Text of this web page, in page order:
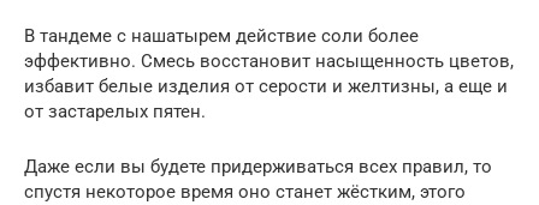
В тандеме с нашатырем действие соли более
эффективно. Смесь восстановит насыщенность цветов,
избавит белые изделия от серости и желтизны, а еще и
от застарелых пятен.
Даже если вы будете придерживаться всех правил, то
спустя некоторое время оно станет жёстким, этого